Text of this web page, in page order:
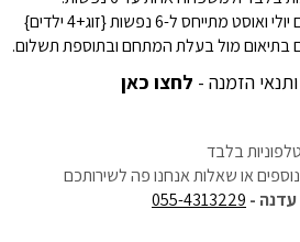
בתיאום מול בעלת המתחם ובתוספת תשלום.
הזמנה - לחצו כאן
בלבד
או שאלות אנחנו פה לשירותכם
-
055-4313229